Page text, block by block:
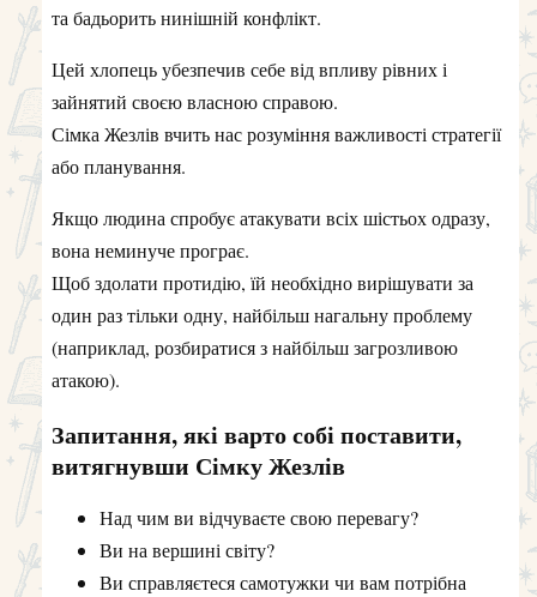
та бадьорить нинішній конфлікт.
Цей хлопець убезпечив себе від впливу рівних і
зайнятий своєю власною справою.
Сімка Жезлів вчить нас розуміння важливості стратегії
або планування.
Якщо людина спробує атакувати всіх шістьох одразу,
вона неминуче програє.
Щоб здолати протидію, їй необхідно вирішувати за
один раз тільки одну, найбільш нагальну проблему
(наприклад, розбиратися з найбільш загрозливою
атакою).
Запитання, які варто собі поставити,
витягнувши Сімку Жезлів
Над чим ви відчуваєте свою перевагу?
Ви на вершині світу?
Ви справляєтеся самотужки чи вам потрібна